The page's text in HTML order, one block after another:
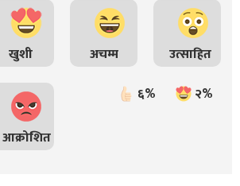
खुशी अचम्म उत्साहित
आक्रोशित
६% २%